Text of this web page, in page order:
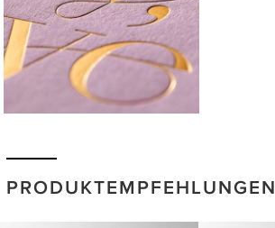
PRODUKTEMPFEHLUNGEN